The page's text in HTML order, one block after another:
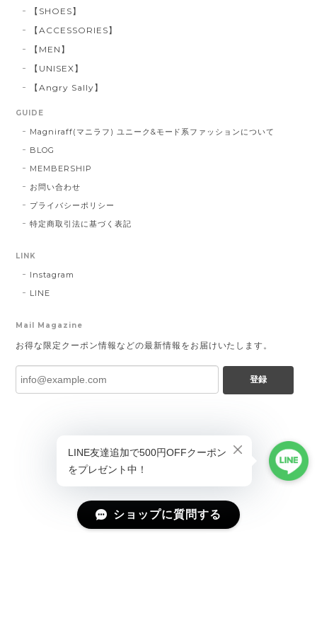
【SHOES】
【ACCESSORIES】
【MEN】
【UNISEX】
【Angry Sally】
GUIDE
Magniraff(マニラフ) ユニーク&モード系ファッションについて
BLOG
MEMBERSHIP
お問い合わせ
プライバシーポリシー
特定商取引法に基づく表記
LINK
Instagram
LINE
Mail Magazine
お得な限定クーポン情報などの最新情報をお届けいたします。
登録
ショップに質問する